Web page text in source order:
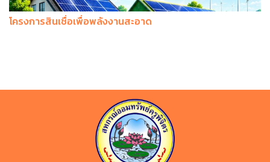
โครงการสินเชื่อเพื่อพลังงานสะอาด